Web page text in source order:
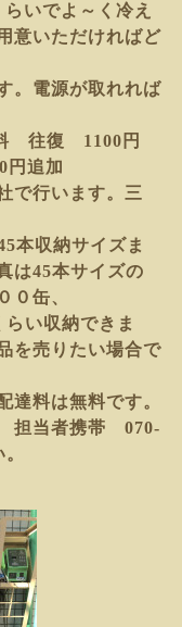
いでよ～く冷え
意いただければど
。電源が取れれば
料 往復 1100円
円追加
で行います。三
本収納サイズま
は45本サイズの
０缶、
い収納できま
を売りたい場合で
達料は無料です。
担当者携帯 070-